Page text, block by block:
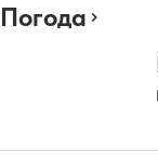
Погода